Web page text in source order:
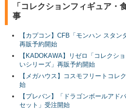
「コレクションフィギュア・
事
【カプコン】CFB「モンハン スタン
再販予約開始
【KADOKAWA】リゼロ「コレクシ
いシリーズ」再販予約開始
【メガハウス】コスモフリートコレ
始
【プレバン】「ドラゴンボールアド
セット」受注開始